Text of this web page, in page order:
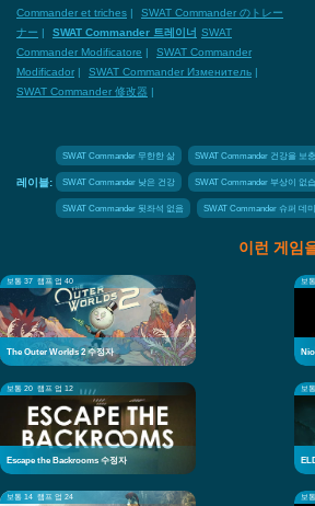
Commander et triches |
SWAT Commander のトレー
ナー | SWAT Commander 트레이너 SWAT
Commander Modificatore |
SWAT Commander
Modificador | SWAT Commander Изменитель |
SWAT Commander 修改器 |
레이블:
SWAT Commander 무한한 삶 SWAT Commander 건강을 보
SWAT Commander 낮은 건강 SWAT Commander 부상이 없
SWAT Commander 뒷좌석 없음 SWAT Commander 슈퍼 데
이런 게임
보통 37 램프 업 40
The Outer Worlds 2 수정자
보
보통 20 램프 업 12
Escape the Backrooms 수정자
보
보통 14 램프 업 24 보